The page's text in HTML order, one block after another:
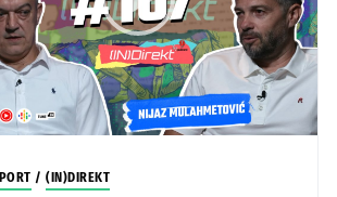
/(IN)DIREKT